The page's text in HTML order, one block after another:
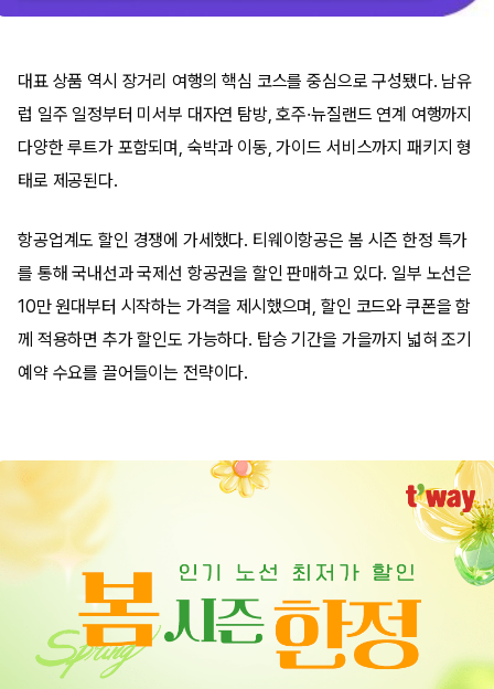
대표 상품 역시 장거리 여행의 핵심 코스를 중심으로 구성됐다. 남유
럽 일주 일정부터 미서부 대자연 탐방, 호주·뉴질랜드 연계 여행까지
다양한 루트가 포함되며, 숙박과 이동, 가이드 서비스까지 패키지 형
태로 제공된다.
항공업계도 할인 경쟁에 가세했다. 티웨이항공은 봄 시즌 한정 특가
를 통해 국내선과 국제선 항공권을 할인 판매하고 있다. 일부 노선은
10만 원대부터 시작하는 가격을 제시했으며, 할인 코드와 쿠폰을 함
께 적용하면 추가 할인도 가능하다. 탑승 기간을 가을까지 넓혀 조기
예약 수요를 끌어들이는 전략이다.